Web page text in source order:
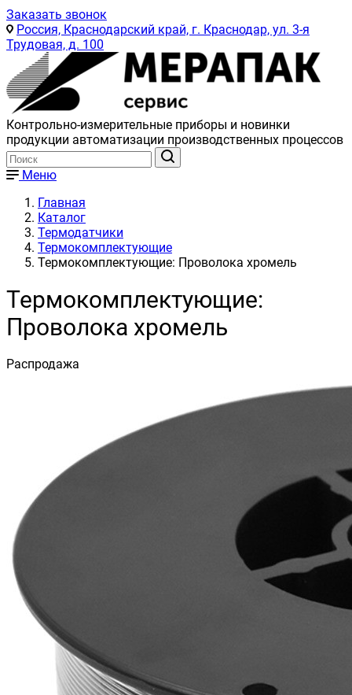
Заказать звонок
Россия, Краснодарский край, г. Краснодар, ул. 3-я
Трудовая, д. 100
Контрольно-измерительные приборы и новинки
продукции автоматизации производственных процессов
Меню
Главная
Каталог
Термодатчики
Термокомплектующие
Термокомплектующие: Проволока хромель
Термокомплектующие:
Проволока хромель
Распродажа